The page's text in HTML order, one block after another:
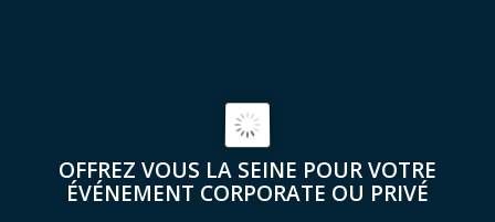
OFFREZ VOUS LA SEINE POUR VOTRE
ÉVÉNEMENT CORPORATE OU PRIVÉ